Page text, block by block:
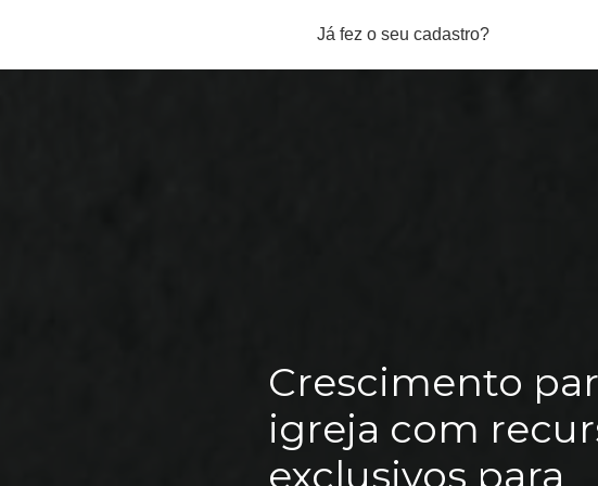
Já fez o seu cadastro?
Crescimento
igreja com
exclusivos para